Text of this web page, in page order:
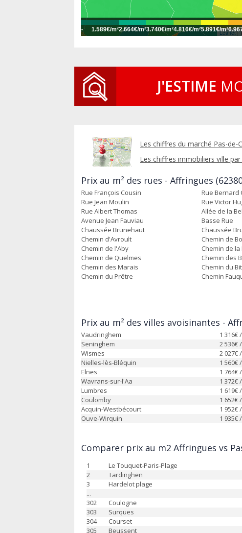
Leaflet|
- 1.589€/m²2.664€/m²3.740€/m²4.816€/m²5.891€/m²
J'ESTIME
Les chiffres du marché Pas-de-
Les chiffres immobiliers ville
Prix au m² des rues - Affringues
Rue François Cousin Rue Bernard
Rue Jean Moulin
Rue Victor
Rue Albert Thomas
Allée de la
Avenue Jean Fauviau
Basse Rue
Chaussée Brunehaut
Chaussée
Chemin d'Avroult
Chemin de
Chemin de l'Aby
Chemin de
Chemin de Quelmes
Chemin des
Chemin des Marais
Chemin du
Chemin du Prêtre
Chemin
Prix au m² des villes avoisinantes -
Vaudringhem 1 316€
Seninghem
2 536€
Wismes
2 027€
Nielles-lès-Bléquin
1 560€
Elnes
1 764€
Wavrans-sur-l'Aa
1 372€
Lumbres
1 619€
Coulomby
1 652€
Acquin-Westbécourt
1 952€
Ouve-Wirquin
1 935€
Comparer prix au m2 Affringues vs
1 Le Touquet-Paris-Plage
2
Tardinghen
3
Hardelot plage
...
302
Coulogne
303
Surques
304
Courset
305
Beussent